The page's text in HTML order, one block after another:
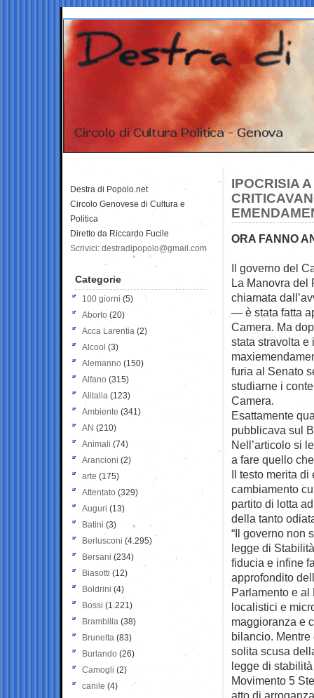
IPOCRISIA
ORA FANNO
Il governo del
La Manovra
chiamata
— è stata fatta
Camera. Ma
stata stravolta e
furia al Senato
studiarne i
Camera.
Esattamente
pubblicava sul
Nell’articolo si
a fare quello
Il testo merita
cambiamento
partito di lotta
della tanto
“Il governo non
legge di
fiducia e infine
approfondito
Parlamento e
localistici e
maggioranza e
bilancio.
solita scusa
legge di
Movimento 5
atto di
Destra di Popolo.net
Circolo Genovese di Cultura e
Politica
Diretto da Riccardo Fucile
Scrivici: destradipopolo@gmail.com
Categorie
100 giorni (5)
Aborto (20)
Acca Larentia (2)
Alcool (3)
Alemanno (150)
Alfano (315)
Alitalia (123)
Ambiente (341)
AN (210)
Animali (74)
Arancioni (2)
arte (175)
Attentato (329)
Auguri (13)
Batini (3)
Berlusconi (4.295)
Bersani (234)
Biasotti (12)
Boldrini (4)
Bossi (1.221)
Brambilla (38)
Brunetta (83)
Burlando (26)
Camogli (2)
canile (4)